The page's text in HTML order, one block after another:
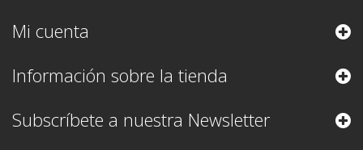
Mi cuenta
Información sobre la tienda
Subscríbete a nuestra Newsletter